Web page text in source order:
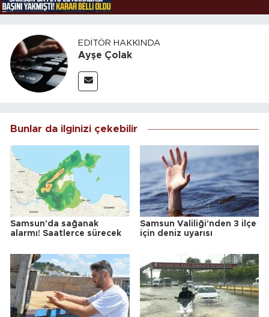
EDITÖR HAKKINDA
Ayşe Çolak
Bunlar da ilginizi çekebilir
Samsun'da sağanak
alarmı! Saatlerce sürecek
Samsun Valiliği'nden 3 ilçe
için deniz uyarısı